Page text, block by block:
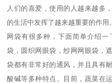
人们的喜爱，使用的人越来越多
的生活中发挥了越来越重要的作用。
网袋有很多种，下面简单介绍
袋，圆织网眼袋，纱网网眼袋，
袋都有非常好的通风，并且具有
酸碱等多种特点。目前，蔬菜在